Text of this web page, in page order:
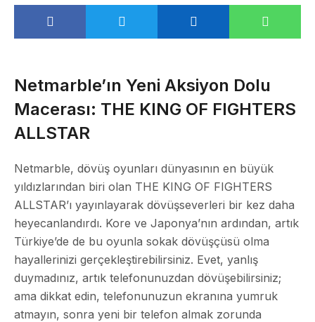
Netmarble’ın Yeni Aksiyon Dolu
Macerası: THE KING OF FIGHTERS
ALLSTAR
Netmarble, dövüş oyunları dünyasının en büyük
yıldızlarından biri olan THE KING OF FIGHTERS
ALLSTAR’ı yayınlayarak dövüşseverleri bir kez daha
heyecanlandırdı. Kore ve Japonya’nın ardından, artık
Türkiye’de de bu oyunla sokak dövüşçüsü olma
hayallerinizi gerçekleştirebilirsiniz. Evet, yanlış
duymadınız, artık telefonunuzdan dövüşebilirsiniz;
ama dikkat edin, telefonunuzun ekranına yumruk
atmayın, sonra yeni bir telefon almak zorunda